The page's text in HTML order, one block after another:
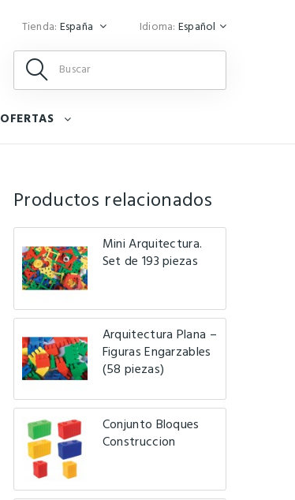
Idioma: Español
Tienda: España
OFERTAS
Productos relacionados
Mini Arquitectura.
Set de 193 piezas
Arquitectura Plana –
Figuras Engarzables
(58 piezas)
Conjunto Bloques
Construccion